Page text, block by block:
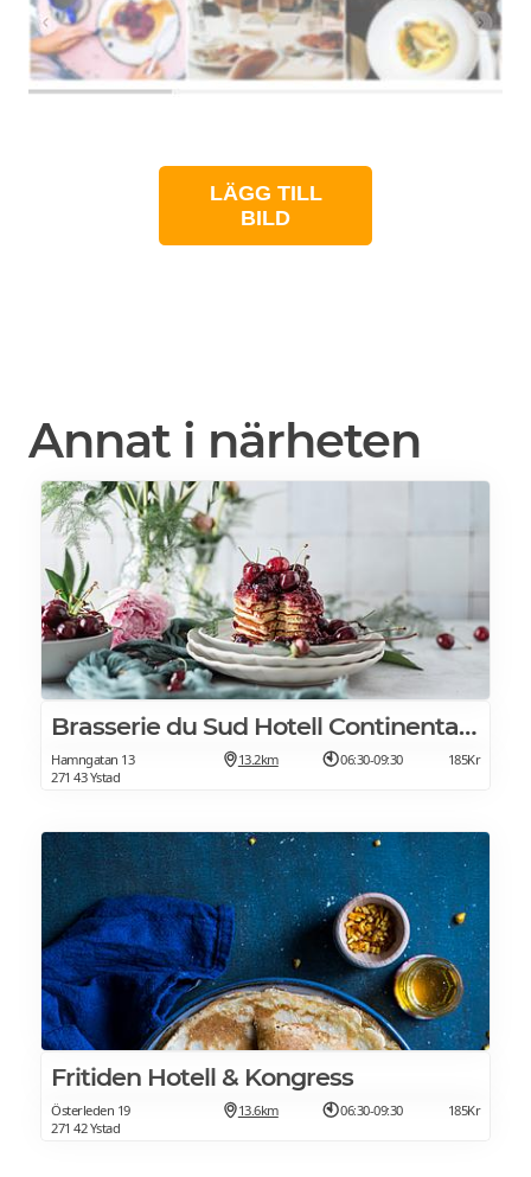
LÄGG TILL
BILD
Annat i närheten
Brasserie du Sud Hotell Continental du Sud
Hamngatan 13
271 43 Ystad
13.2km 06:30-09:30 185Kr
Fritiden Hotell & Kongress
Österleden 19
271 42 Ystad
13.6km 06:30-09:30 185Kr